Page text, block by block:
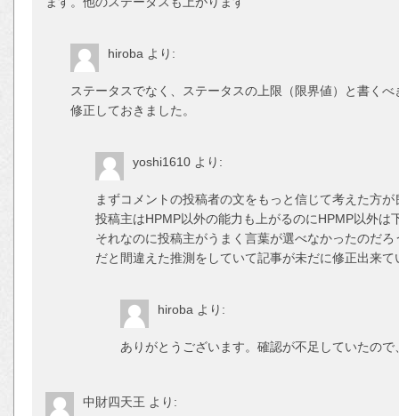
hiroba より:
ステータスでなく、ステータスの上限（限界値）と書くべ
修正しておきました。
yoshi1610 より:
まずコメントの投稿者の文をもっと信じて考えた方が
投稿主はHPMP以外の能力も上がるのにHPMP以外
それなのに投稿主がうまく言葉が選べなかったのだ
だと間違えた推測をしていて記事が未だに修正出来て
hiroba より:
ありがとうございます。確認が不足していたの
中財四天王 より: